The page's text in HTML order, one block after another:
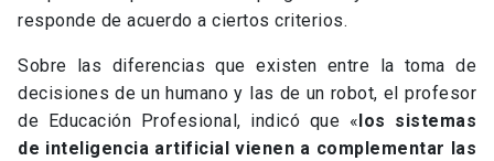
responde de acuerdo a ciertos criterios.
Sobre las diferencias que existen entre la toma de
decisiones de un humano y las de un robot, el profesor
de Educación Profesional, indicó que «los sistemas
de inteligencia artificial vienen a complementar las